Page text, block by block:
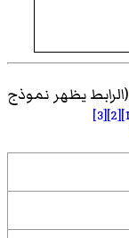
(الرابط يظهر نموذج
[2]
[3]